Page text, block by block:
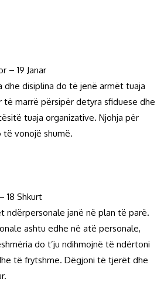
– 19 Janar
dhe disiplina do të jenë armët tuaja
të marrë përsipër detyra sfiduese dhe
tuaja organizative. Njohja për
të vonojë shumë.
18 Shkurt
ndërpersonale janë në plan të parë.
ashtu edhe në atë personale,
do t’ju ndihmojnë të ndërtoni
të frytshme. Dëgjoni të tjerët dhe